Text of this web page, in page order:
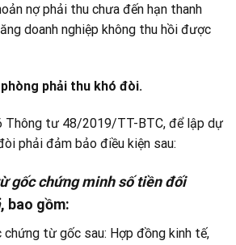
nợ phải thu chưa đến hạn thanh
doanh nghiệp không thu hồi được
phải thu khó đòi.
Thông tư 48/2019/TT-BTC, để lập dự
phải đảm bảo điều kiện sau:
gốc chứng minh số tiền đối
, bao gồm:
từ gốc sau: Hợp đồng kinh tế,